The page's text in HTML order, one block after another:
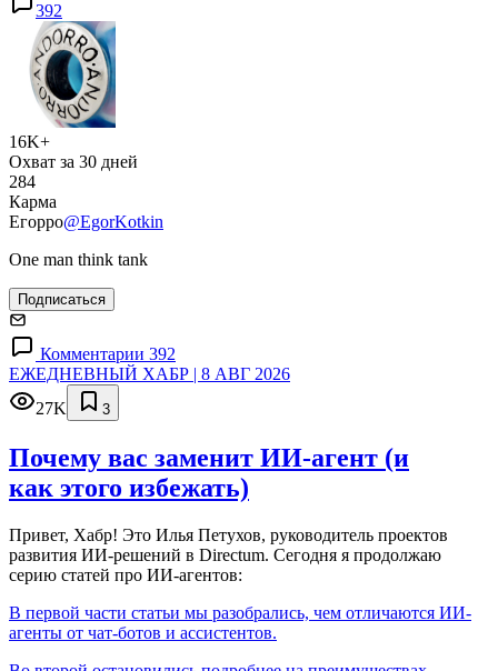
392
16K+
Охват за 30 дней
284
Карма
Егорро@EgorKotkin
One man think tank
Подписаться
Комментарии 392
ЕЖЕДНЕВНЫЙ ХАБР | 8 АВГ 2026
27K
3
Почему вас заменит ИИ‑агент (и
как этого избежать)
Привет, Хабр! Это Илья Петухов, руководитель проектов
развития ИИ-решений в Directum. Сегодня я продолжаю
серию статей про ИИ-агентов:
В первой части статьи мы разобрались, чем отличаются ИИ-
агенты от чат-ботов и ассистентов.